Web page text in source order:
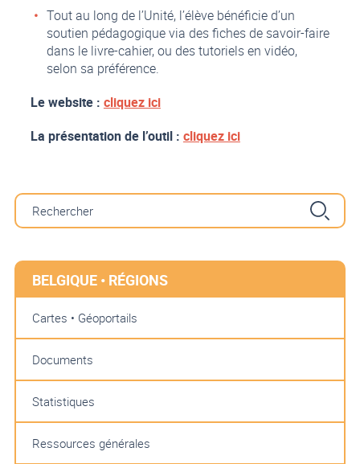
Tout au long de l’Unité, l’élève bénéficie d’un
soutien pédagogique via des fiches de savoir-faire
dans le livre-cahier, ou des tutoriels en vidéo,
selon sa préférence.
Le website : cliquez ici
La présentation de l’outil : cliquez ici
BELGIQUE • RÉGIONS
Cartes • Géoportails
Documents
Statistiques
Ressources générales